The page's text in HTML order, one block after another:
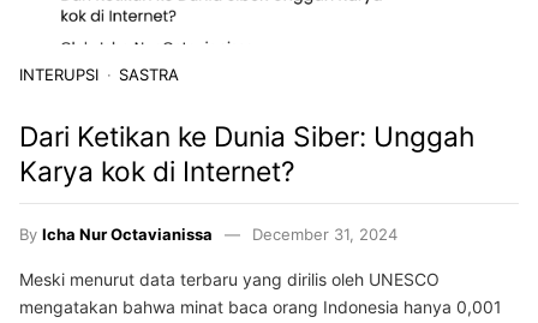
INTERUPSI SASTRA
Dari Ketikan ke Dunia Siber: Unggah
Karya kok di Internet?
By Icha Nur Octavianissa December 31, 2024
Meski menurut data terbaru yang dirilis oleh UNESCO
mengatakan bahwa minat baca orang Indonesia hanya 0,001